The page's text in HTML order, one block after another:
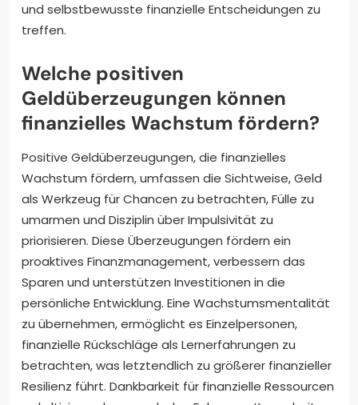
und selbstbewusste finanzielle Entscheidungen zu
treffen.
Welche positiven
Geldüberzeugungen können
finanzielles Wachstum fördern?
Positive Geldüberzeugungen, die finanzielles
Wachstum fördern, umfassen die Sichtweise, Geld
als Werkzeug für Chancen zu betrachten, Fülle zu
umarmen und Disziplin über Impulsivität zu
priorisieren. Diese Überzeugungen fördern ein
proaktives Finanzmanagement, verbessern das
Sparen und unterstützen Investitionen in die
persönliche Entwicklung. Eine Wachstumsmentalität
zu übernehmen, ermöglicht es Einzelpersonen,
finanzielle Rückschläge als Lernerfahrungen zu
betrachten, was letztendlich zu größerer finanzieller
Resilienz führt. Dankbarkeit für finanzielle Ressourcen